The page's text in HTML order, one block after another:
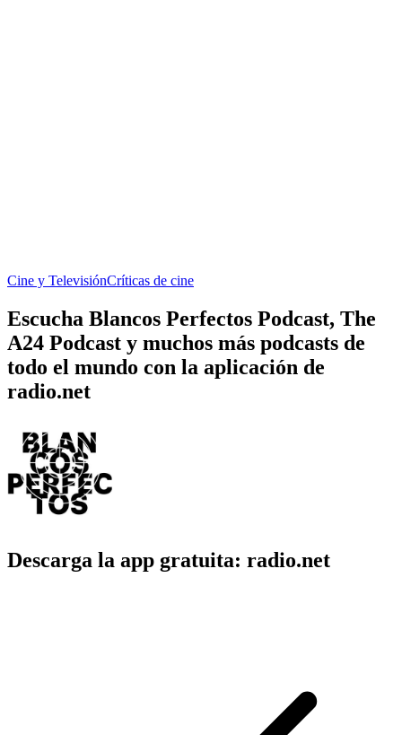
Cine y TelevisiónCríticas de cine
Escucha Blancos Perfectos Podcast, The
A24 Podcast y muchos más podcasts de
todo el mundo con la aplicación de
radio.net
Descarga la app gratuita: radio.net